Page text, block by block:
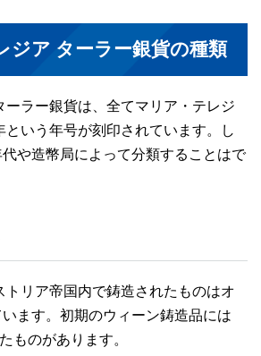
ジア ターラー銀貨の種類
ーラー銀貨は、全てマリア・テレジ
という年号が刻印されています。し
や造幣局によって分類することはで
トリア帝国内で鋳造されたものはオ
ます。初期のウィーン鋳造品には
ものがあります。